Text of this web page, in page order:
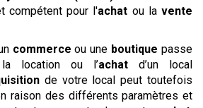
compétent pour l'achat ou lavente
commerce ou une boutique passe
la location ou l’achat d’un local
de votre local peut toutefois
raison des différents paramètres et